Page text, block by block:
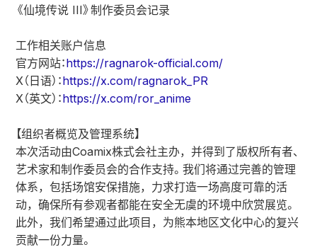
《仙境传说 III》制作委员会记录
工作相关账户信息
官方网站：https://ragnarok-official.com/
X（日语）：https://x.com/ragnarok_PR
X（英文）：https://x.com/ror_anime
【组织者概览及管理系统】
本次活动由Coamix株式会社主办，并得到了版权所有者、
艺术家和制作委员会的合作支持。我们将通过完善的管理
体系，包括场馆安保措施，力求打造一场高度可靠的活
动，确保所有参观者都能在安全无虞的环境中欣赏展览。
此外，我们希望通过此项目，为熊本地区文化中心的复兴
贡献一份力量。